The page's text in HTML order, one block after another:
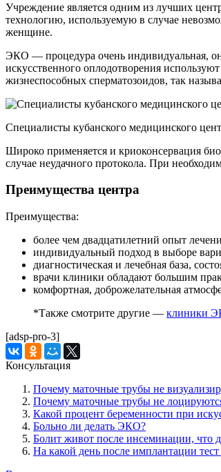
Учреждение является одним из лучших
технологию, используемую в случае
женщине.
ЭКО — процедура очень индивидуальная,
искусственного оплодотворения
жизнеспособных сперматозоидов, так
Специалисты кубанского медицинского
Широко применяется и криоконсервация
случае неудачного протокола. При
Преимущества центра
Преимущества:
более чем двадцатилетний опыт
индивидуальный подход в выборе
диагностическая и лечебная база,
врачи клиники обладают большим
комфортная, доброжелательная
*Также смотрите другие — клиники
[adsp-pro-3]
Консультация
Почему маточные трубы не
Почему маточные трубы не
Какой процент беременности при
Больно ли делать ЭКО?
Болит живот после инсеминации, что
На какой день после имплантации